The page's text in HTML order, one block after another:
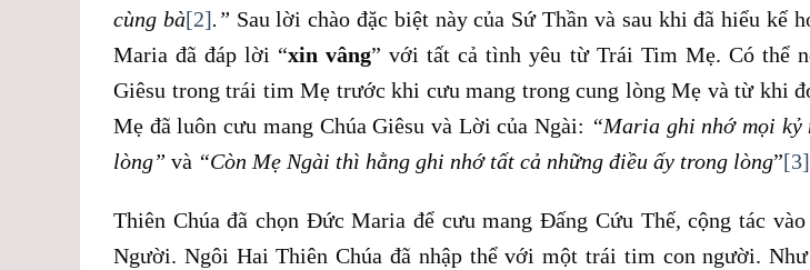
cùng bà[2].” Sau lời chào đặc biệt này của Sứ Thần và sau khi đã hiểu kế
Maria đã đáp lời “xin vâng” với tất cả tình yêu từ Trái Tim Mẹ. Có thể
Giêsu trong trái tim Mẹ trước khi cưu mang trong cung lòng Mẹ và từ khi
Mẹ đã luôn cưu mang Chúa Giêsu và Lời của Ngài: “Maria ghi nhớ mọi kỷ
lòng” và “Còn Mẹ Ngài thì hằng ghi nhớ tất cả những điều ấy trong lòng”[3]
Thiên Chúa đã chọn Đức Maria để cưu mang Đấng Cứu Thế, cộng tác
Người. Ngôi Hai Thiên Chúa đã nhập thể với một trái tim con người.